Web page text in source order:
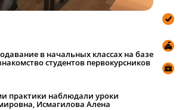
в начальных классах на базе
студентов первокурсников
практики наблюдали уроки
Исмагилова Алена